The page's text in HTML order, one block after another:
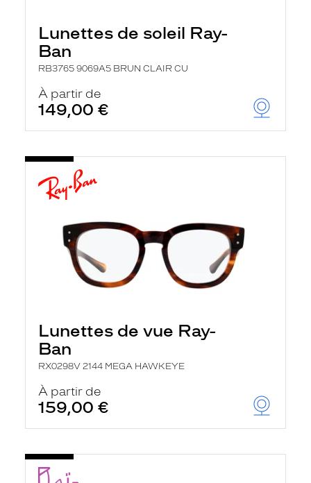
Lunettes de soleil Ray-
Ban
RB3765 9069A5 BRUN CLAIR CU
À partir de
149,00 €
Lunettes de vue Ray-
Ban
RX0298V 2144 MEGA HAWKEYE
À partir de
159,00 €